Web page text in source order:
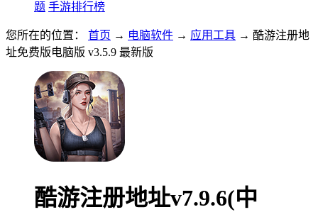
题 手游排行榜
您所在的位置： 首页 → 电脑软件 → 应用工具 → 酷游注册地
址免费版电脑版 v3.5.9 最新版
酷游注册地址v7.9.6(中